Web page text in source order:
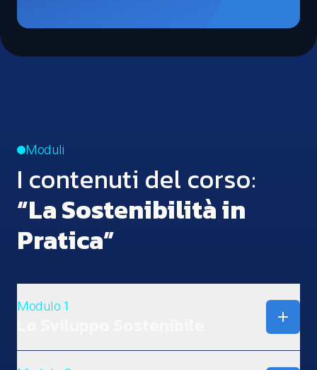
Moduli
I contenuti del corso:
“La Sostenibilità in
Pratica”
Modulo 1